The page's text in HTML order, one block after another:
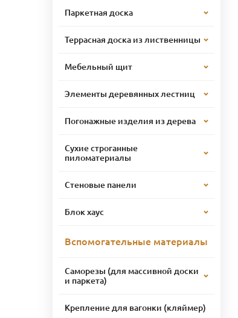
Паркетная доска
Террасная доска из лиственницы
Мебельный щит
Элементы деревянных лестниц
Погонажные изделия из дерева
Сухие строганные
пиломатериалы
Стеновые панели
Блок хаус
Вспомогательные материалы
Саморезы (для массивной доски
и паркета)
Крепление для вагонки (кляймер)